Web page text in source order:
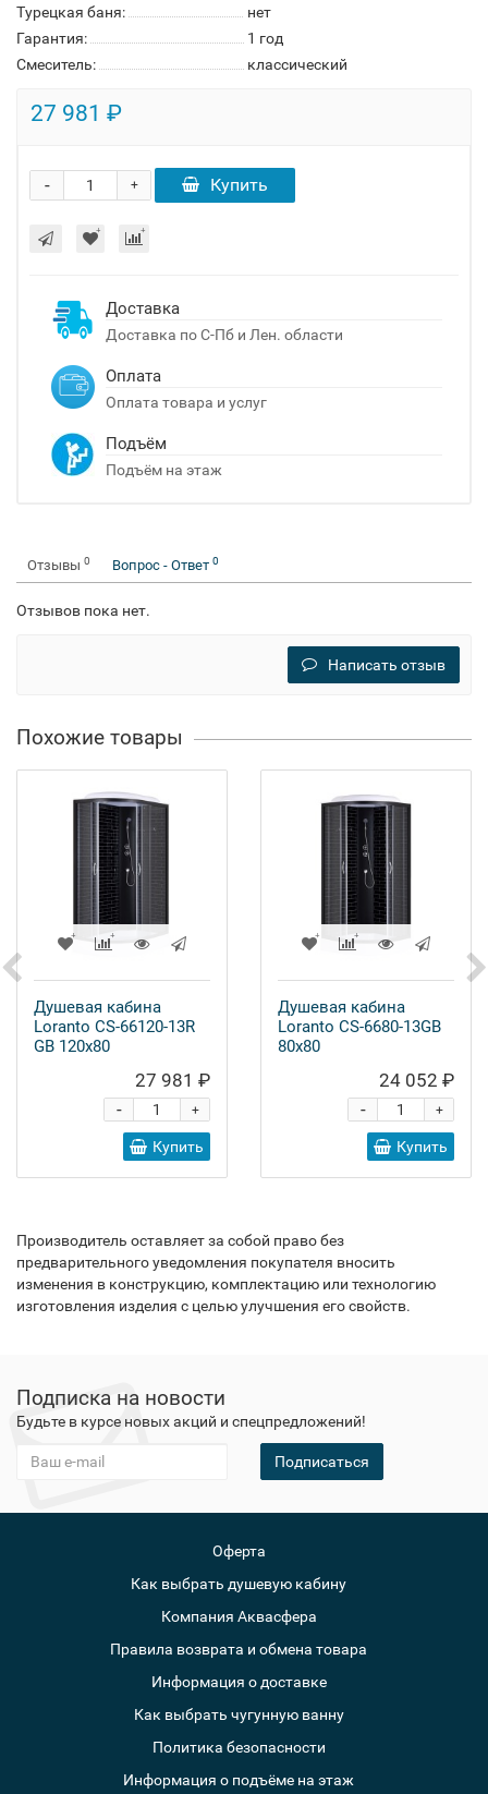
Турецкая баня:
нет
Гарантия:
1 год
Смеситель:
классический
27 981 ₽
+
- Купить
Доставка
Доставка по С-Пб и Лен. области
Оплата
Оплата товара и услуг
Подъём
Подъём на этаж
Отзывы 0 Вопрос - Ответ 0
Отзывов пока нет.
Написать отзыв
Похожие товары
Душевая кабина
Loranto CS-66120-13R
GB 120x80
27 981 ₽
+
-
Купить
Душевая кабина
Loranto CS-6680-13GB
80x80
24 052 ₽
+
-
Купить
Производитель оставляет за собой право без
предварительного уведомления покупателя вносить
изменения в конструкцию, комплектацию или технологию
изготовления изделия с целью улучшения его свойств.
Подписка на новости
Будьте в курсе новых акций и спецпредложений!
Подписаться
Оферта
Как выбрать душевую кабину
Компания Аквасфера
Правила возврата и обмена товара
Информация о доставке
Как выбрать чугунную ванну
Политика безопасности
Информация о подъёме на этаж